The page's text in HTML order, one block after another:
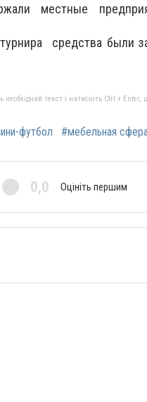
местные
средства были
текст і натисніть Ctrl +
футбол #мебельная
0,0 Оцініть першим